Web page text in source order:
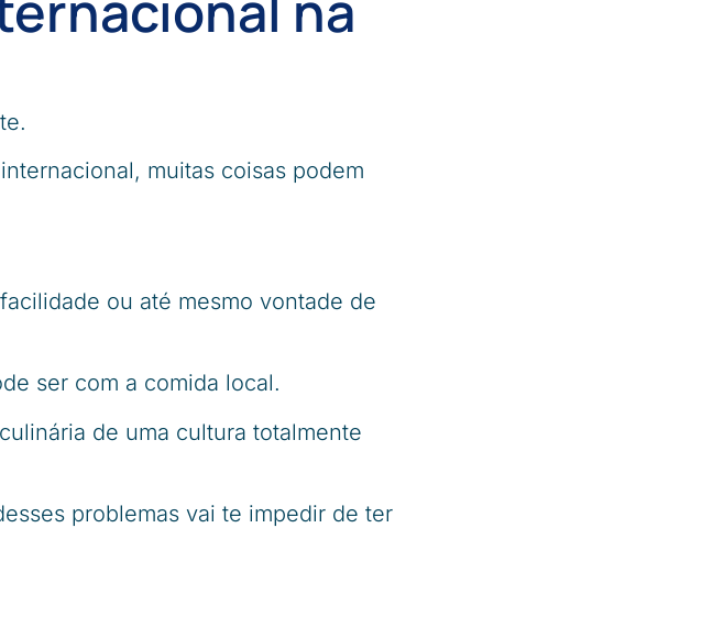
muitas coisas podem
ou até mesmo vontade de
ser com a comida local.
de uma cultura totalmente
problemas vai te impedir de ter